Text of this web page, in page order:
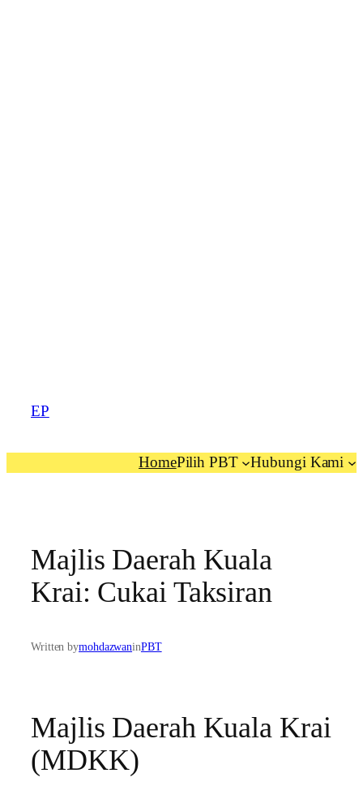
EP
HomePilih PBT Hubungi Kami
Majlis Daerah Kuala
Krai: Cukai Taksiran
Written bymohdazwaninPBT
Majlis Daerah Kuala Krai
(MDKK)